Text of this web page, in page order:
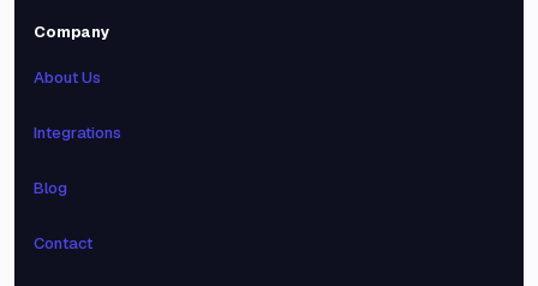
Company
About Us
Integrations
Blog
Contact